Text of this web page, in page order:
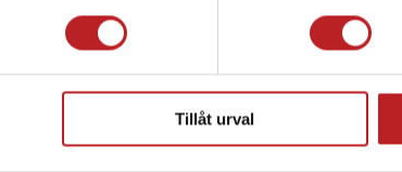
Tillåt urval
BETALNING